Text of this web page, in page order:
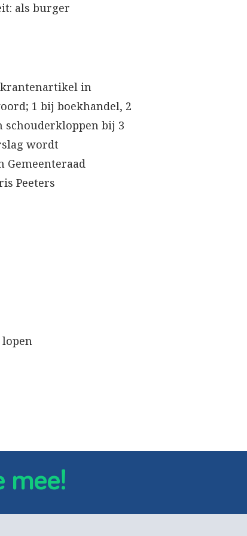
als burger
krantenartikel in
1 bij boekhandel, 2
schouderkloppen bij 3
wordt
Gemeenteraad
Peeters
mee!